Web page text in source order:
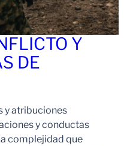
Y
DE
y atribuciones
y conductas
complejidad que